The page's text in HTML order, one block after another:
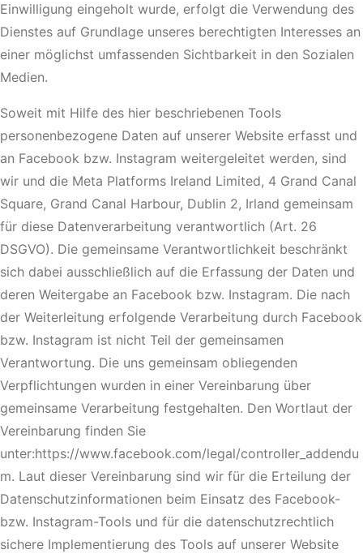
Einwilligung eingeholt wurde, erfolgt die Verwendung des
Dienstes auf Grundlage unseres berechtigten Interesses an
einer möglichst umfassenden Sichtbarkeit in den Sozialen
Medien.
Soweit mit Hilfe des hier beschriebenen Tools
personenbezogene Daten auf unserer Website erfasst und
an Facebook bzw. Instagram weitergeleitet werden, sind
wir und die Meta Platforms Ireland Limited, 4 Grand Canal
Square, Grand Canal Harbour, Dublin 2, Irland gemeinsam
für diese Datenverarbeitung verantwortlich (Art. 26
DSGVO). Die gemeinsame Verantwortlichkeit beschränkt
sich dabei ausschließlich auf die Erfassung der Daten und
deren Weitergabe an Facebook bzw. Instagram. Die nach
der Weiterleitung erfolgende Verarbeitung durch Facebook
bzw. Instagram ist nicht Teil der gemeinsamen
Verantwortung. Die uns gemeinsam obliegenden
Verpflichtungen wurden in einer Vereinbarung über
gemeinsame Verarbeitung festgehalten. Den Wortlaut der
Vereinbarung finden Sie
unter:https://www.facebook.com/legal/controller_addendu
m. Laut dieser Vereinbarung sind wir für die Erteilung der
Datenschutzinformationen beim Einsatz des Facebook-
bzw. Instagram-Tools und für die datenschutzrechtlich
sichere Implementierung des Tools auf unserer Website